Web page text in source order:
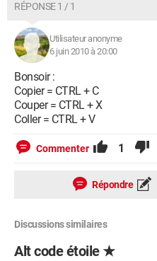
RÉPONSE 1 / 1
Utilisateur anonyme
6 juin 2010 à 20:00
Bonsoir :
Copier = CTRL + C
Couper = CTRL + X
Coller = CTRL + V
Commenter 1
Répondre
Discussions similaires
Alt code étoile ★